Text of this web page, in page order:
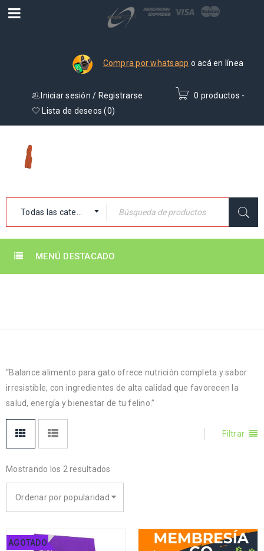
Compra por whatsapp o acá en línea
0 productos -
Iniciar sesión / Registrarse
Lista de deseos (0)
Todas las categorías
MENÚ DESTACADO
“Balance alimento para gato ofrece nutrición completa y sabor
irresistible, con ingredientes de alta calidad que favorecen la
salud, energía y bienestar de tu felino.”
Filtrar
Mostrando los 2 resultados
Ordenar por popularidad
AGOTADO